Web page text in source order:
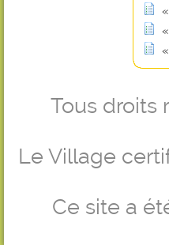
Tous droits
Le Village
Ce site a